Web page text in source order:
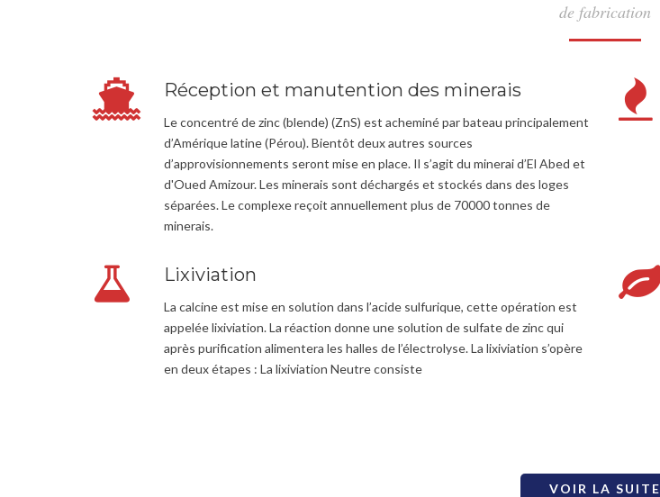
de fabrication
Réception et manutention des minerais
Le concentré de zinc (blende) (ZnS) est acheminé par bateau principalement
d’Amérique latine (Pérou). Bientôt deux autres sources
d’approvisionnements seront mise en place. Il s’agit du minerai d’El Abed et
d'Oued Amizour. Les minerais sont déchargés et stockés dans des loges
séparées. Le complexe reçoit annuellement plus de 70000 tonnes de
minerais.
Lixiviation
La calcine est mise en solution dans l’acide sulfurique, cette opération est
appelée lixiviation. La réaction donne une solution de sulfate de zinc qui
après purification alimentera les halles de l’électrolyse. La lixiviation s’opère
en deux étapes : La lixiviation Neutre consiste
VOIR LA SUITE